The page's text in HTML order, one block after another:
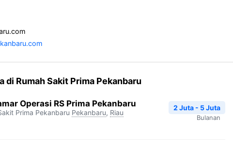
di Rumah Sakit Prima Pekanbaru
Operasi RS Prima Pekanbaru
Prima Pekanbaru Pekanbaru, Riau
2 Juta - 5 Juta
Bulanan